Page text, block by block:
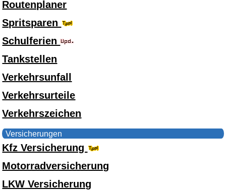
Routenplaner
Spritsparen
Schulferien
Tankstellen
Verkehrsunfall
Verkehrsurteile
Verkehrszeichen
Versicherungen
Kfz Versicherung
Motorradversicherung
LKW Versicherung